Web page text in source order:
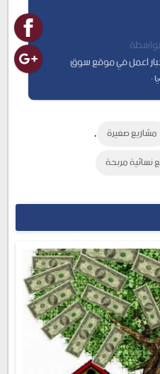
اعمل في موقع سوق
.
مشاريع صغيرة ,
نسائية مربحة